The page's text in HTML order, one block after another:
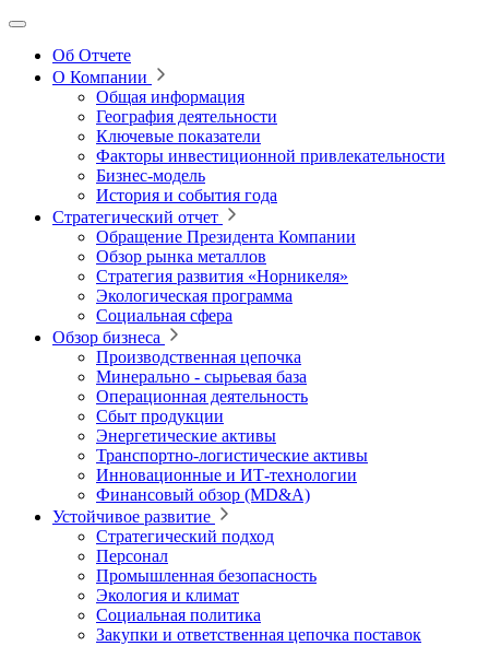
Об Отчете
О Компании
Общая информация
География деятельности
Ключевые показатели
Факторы инвестиционной привлекательности
Бизнес-модель
История и события года
Стратегический отчет
Обращение Президента Компании
Обзор рынка металлов
Стратегия развития «Норникеля»
Экологическая программа
Социальная сфера
Обзор бизнеса
Производственная цепочка
Минерально ‑ сырьевая база
Операционная деятельность
Сбыт продукции
Энергетические активы
Транспортно-логистические активы
Инновационные и ИТ‑технологии
Финансовый обзор (MD&A)
Устойчивое развитие
Стратегический подход
Персонал
Промышленная безопасность
Экология и климат
Социальная политика
Закупки и ответственная цепочка поставок